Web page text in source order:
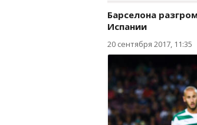
Барселона
Испании
20 сентября 2017, 11:35